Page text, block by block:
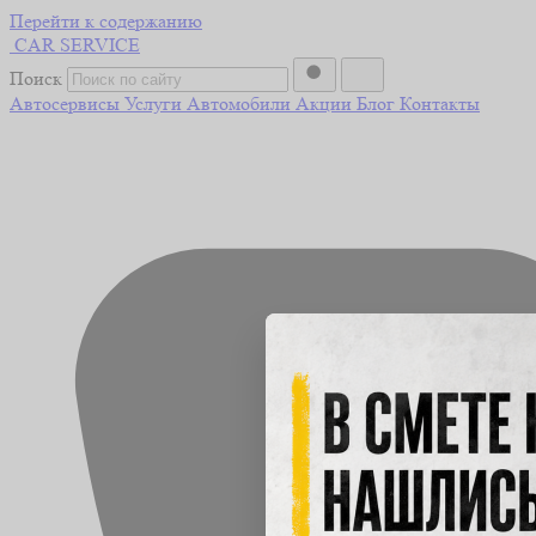
Перейти к содержанию
CAR SERVICE
Поиск
Автосервисы Услуги Автомобили Акции Блог Контакты